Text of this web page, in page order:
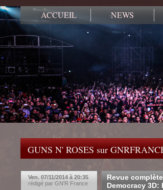
ACCUEIL NEWS
GUNS N' ROSES sur
Ven. 07/11/2014 à 20:35
rédigé par GN'R France
Revue
Democracy 3D: